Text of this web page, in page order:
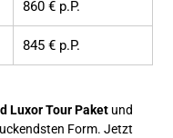
860 € p.P.
845 € p.P.
Luxor Tour Paket und
Form. Jetzt